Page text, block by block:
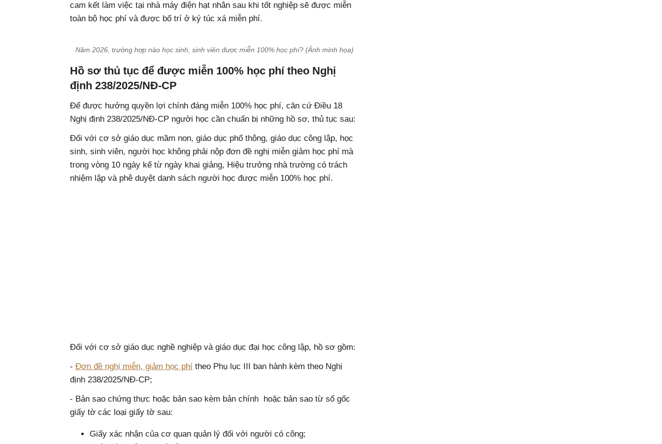
cam kết làm việc tại nhà máy điện hạt nhân sau khi tốt nghiệp sẽ được miễn
toàn bộ học phí và được bố trí ở ký túc xá miễn phí.
Năm 2026, trường hợp nào học sinh, sinh viên được miễn 100% học phí? (Ảnh minh họa)
Hồ sơ thủ tục để được miễn 100% học phí theo Nghị
định 238/2025/NĐ-CP
Để được hưởng quyền lợi chính đáng miễn 100% học phí, căn cứ Điều 18
Nghị định 238/2025/NĐ-CP người học cần chuẩn bị những hồ sơ, thủ tục sau:
Đối với cơ sở giáo dục mầm non, giáo dục phổ thông, giáo dục công lập, học
sinh, sinh viên, người học không phải nộp đơn đề nghị miễn giảm học phí mà
trong vòng 10 ngày kể từ ngày khai giảng, Hiệu trưởng nhà trường có trách
nhiệm lập và phê duyệt danh sách người học được miễn 100% học phí.
Đối với cơ sở giáo dục nghề nghiệp và giáo dục đại học công lập, hồ sơ gồm:
- Đơn đề nghị miễn, giảm học phí theo Phụ lục III ban hành kèm theo Nghị
định 238/2025/NĐ-CP;
- Bản sao chứng thực hoặc bản sao kèm bản chính hoặc bản sao từ sổ gốc
giấy tờ các loại giấy tờ sau:
Giấy xác nhận của cơ quan quản lý đối với người có công;